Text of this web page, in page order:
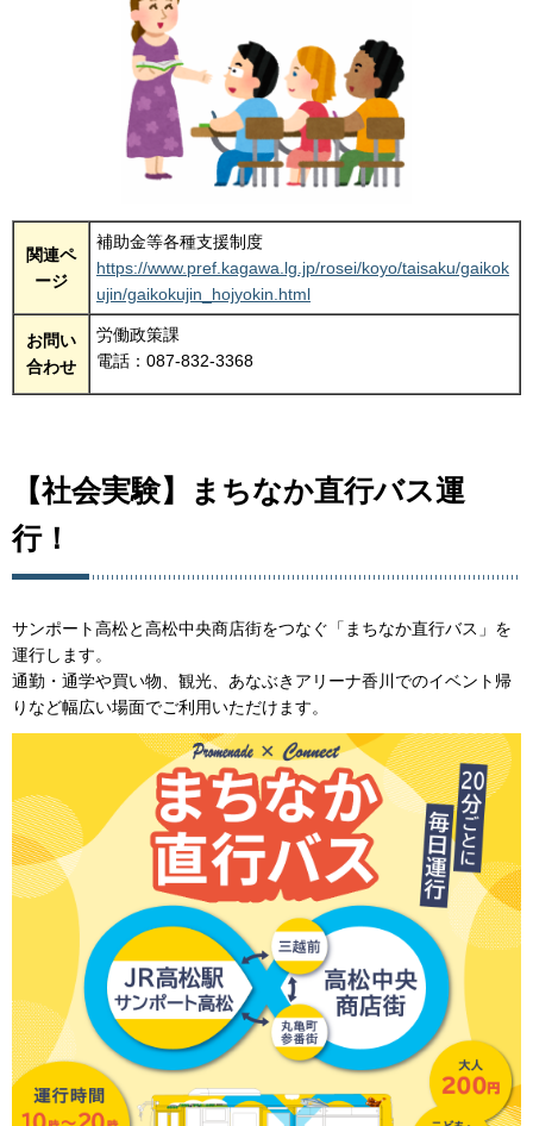
関連ペ
ージ
補助金等各種支援制度
https://www.pref.kagawa.lg.jp/rosei/koyo/taisaku/gaikok
ujin/gaikokujin_hojyokin.html
お問い
合わせ
労働政策課
電話：087-832-3368
【社会実験】まちなか直行バス運
行！
サンポート高松と高松中央商店街をつなぐ「まちなか直行バス」を
運行します。
通勤・通学や買い物、観光、あなぶきアリーナ香川でのイベント帰
りなど幅広い場面でご利用いただけます。